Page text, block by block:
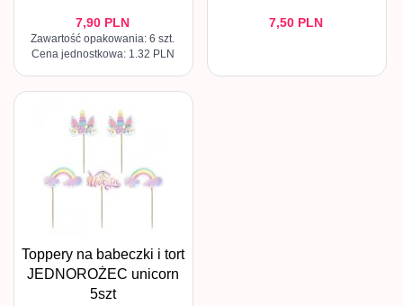
7,90 PLN
Zawartość opakowania: 6 szt.
Cena jednostkowa: 1.32 PLN
7,50 PLN
Toppery na babeczki i tort
JEDNOROŻEC unicorn
5szt